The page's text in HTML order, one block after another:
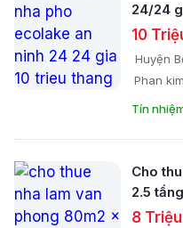
24/24
10
Huyện
Phan
Tín
Cho
2.5
8 Triệu